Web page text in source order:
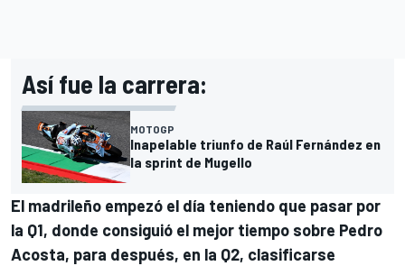
Así fue la carrera:
MOTOGP
Inapelable triunfo de Raúl Fernández en
la sprint de Mugello
El madrileño empezó el día teniendo que pasar por
la Q1, donde consiguió el mejor tiempo sobre Pedro
Acosta, para después, en la Q2, clasificarse